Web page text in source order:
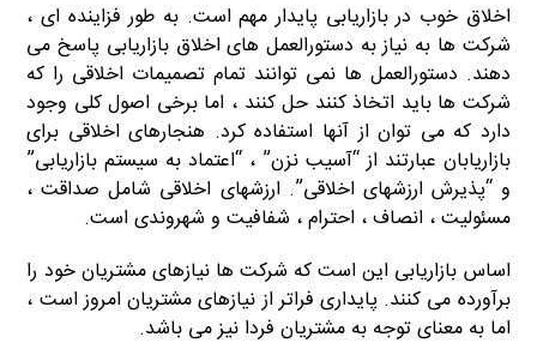
اخلاق خوب در بازاریابی پایدار مهم است. به طور فزاینده ای ،
شرکت ها به نیاز به دستورالعمل های اخلاق بازاریابی پاسخ می
دهند. دستورالعمل ها نمی توانند تمام تصمیمات اخلاقی را که
شرکت ها باید اتخاذ کنند حل کنند ، اما برخی اصول کلی وجود
دارد که می توان از آنها استفاده کرد. هنجارهای اخلاقی برای
بازاریابان عبارتند از “آسیب نزن” ، “اعتماد به سیستم بازاریابی”
و “پذیرش ارزشهای اخلاقی”. ارزشهای اخلاقی شامل صداقت ،
مسئولیت ، انصاف ، احترام ، شفافیت و شهروندی است.
اساس بازاریابی این است که شرکت ها نیازهای مشتریان خود را
برآورده می کنند. پایداری فراتر از نیازهای مشتریان امروز است ،
اما به معنای توجه به مشتریان فردا نیز می باشد.